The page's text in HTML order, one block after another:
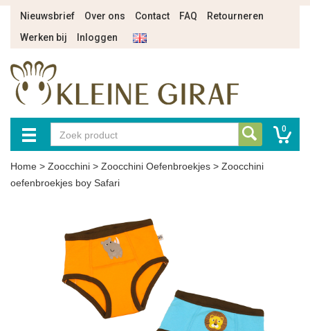
Nieuwsbrief Over ons Contact FAQ
Retourneren
Werken bij
Inloggen
0
Home > Zoocchini > Zoocchini Oefenbroekjes > Zoocchini
oefenbroekjes boy Safari